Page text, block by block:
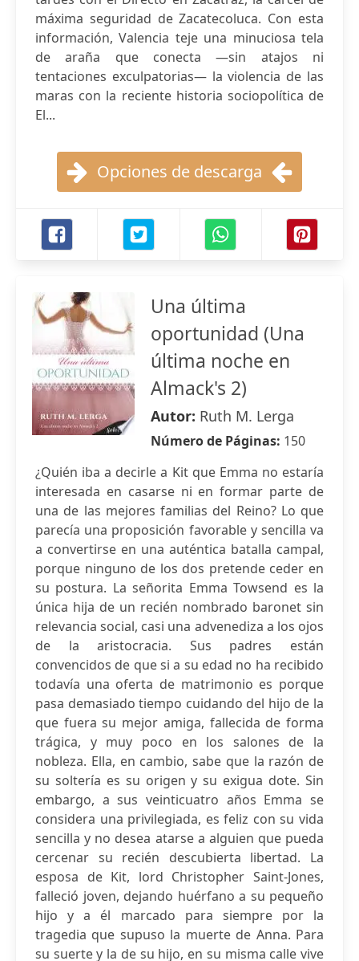
máxima seguridad de Zacatecoluca. Con esta
información, Valencia teje una minuciosa tela
de araña que conecta —sin atajos ni
tentaciones exculpatorias— la violencia de las
maras con la reciente historia sociopolítica de
El...
Opciones de descarga
Una última
oportunidad (Una
última noche en
Almack's 2)
Autor: Ruth M. Lerga
Número de Páginas: 150
¿Quién iba a decirle a Kit que Emma no estaría
interesada en casarse ni en formar parte de
una de las mejores familias del Reino? Lo que
parecía una proposición favorable y sencilla va
a convertirse en una auténtica batalla campal,
porque ninguno de los dos pretende ceder en
su postura. La señorita Emma Towsend es la
única hija de un recién nombrado baronet sin
relevancia social, casi una advenediza a los ojos
de la aristocracia. Sus padres están
convencidos de que si a su edad no ha recibido
todavía una oferta de matrimonio es porque
pasa demasiado tiempo cuidando del hijo de la
que fuera su mejor amiga, fallecida de forma
trágica, y muy poco en los salones de la
nobleza. Ella, en cambio, sabe que la razón de
su soltería es su origen y su exigua dote. Sin
embargo, a sus veinticuatro años Emma se
considera una privilegiada, es feliz con su vida
sencilla y no desea atarse a alguien que pueda
cercenar su recién descubierta libertad. La
esposa de Kit, lord Christopher Saint-Jones,
falleció joven, dejando huérfano a su pequeño
hijo y a él marcado para siempre por la
tragedia que supuso la muerte de Anna. Para
su suerte y la de su hijo, en su misma calle vive